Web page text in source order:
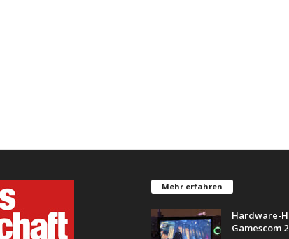
Mehr erfahren
Hardware-
Gamescom